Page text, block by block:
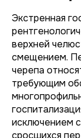
Экстренная
верхней
смещением.
черепа
требующим
исключением
сросшихся